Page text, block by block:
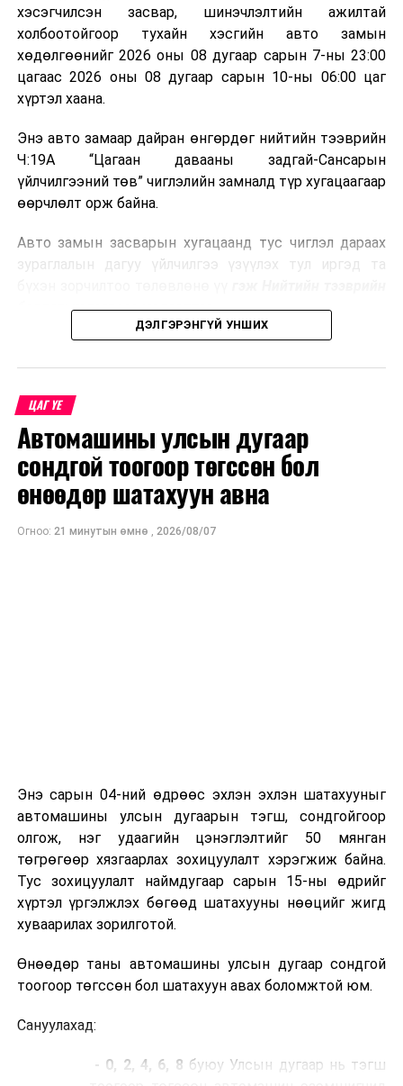
хэсэгчилсэн засвар, шинэчлэлтийн ажилтай
холбоотойгоор тухайн хэсгийн авто замын
хөдөлгөөнийг 2026 оны 08 дугаар сарын 7-ны 23:00
цагаас 2026 оны 08 дугаар сарын 10-ны 06:00 цаг
хүртэл хаана.
Энэ авто замаар дайран өнгөрдөг нийтийн тээврийн
Ч:19А “Цагаан давааны задгай-Сансарын
үйлчилгээний төв” чиглэлийн замналд түр хугацаагаар
өөрчлөлт орж байна.
Авто замын засварын хугацаанд тус чиглэл дараах
зураглалын дагуу үйлчилгээ үзүүлэх тул иргэд та
бодлогын газраас мэдээллээ.
ДЭЛГЭРЭНГҮЙ УНШИХ
ЦАГ ҮЕ
Автомашины улсын дугаар
сондгой тоогоор төгссөн бол
өнөөдөр шатахуун авна
Огноо: 21 минутын өмнө , 2026/08/07
Энэ сарын 04-ний өдрөөс эхлэн эхлэн шатахууныг
автомашины улсын дугаарын тэгш, сондгойгоор
олгож, нэг удаагийн цэнэглэлтийг 50 мянган
төгрөгөөр хязгаарлах зохицуулалт хэрэгжиж байна.
Тус зохицуулалт наймдугаар сарын 15-ны өдрийг
хүртэл үргэлжлэх бөгөөд шатахууны нөөцийг жигд
хуваарилах зорилготой.
Өнөөдөр таны автомашины улсын дугаар сондгой
тоогоор төгссөн бол шатахуун авах боломжтой юм.
Сануулахад:
- 0, 2, 4, 6, 8 буюу Улсын дугаар нь тэгш